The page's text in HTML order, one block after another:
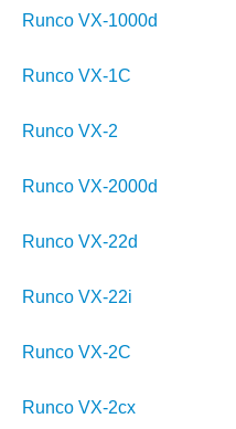
Runco VX-1000d
Runco VX-1C
Runco VX-2
Runco VX-2000d
Runco VX-22d
Runco VX-22i
Runco VX-2C
Runco VX-2cx